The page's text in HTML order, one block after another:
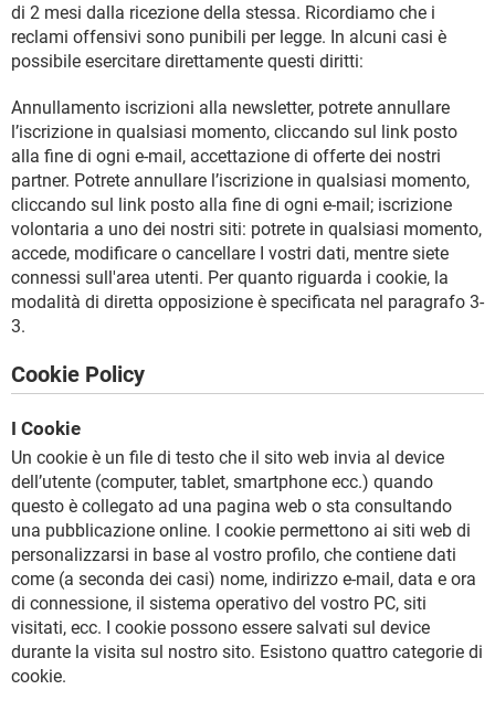
di 2 mesi dalla ricezione della stessa. Ricordiamo che i
reclami offensivi sono punibili per legge. In alcuni casi è
possibile esercitare direttamente questi diritti:
Annullamento iscrizioni alla newsletter, potrete annullare
l’iscrizione in qualsiasi momento, cliccando sul link posto
alla fine di ogni e-mail, accettazione di offerte dei nostri
partner. Potrete annullare l’iscrizione in qualsiasi momento,
cliccando sul link posto alla fine di ogni e-mail; iscrizione
volontaria a uno dei nostri siti: potrete in qualsiasi momento,
accede, modificare o cancellare I vostri dati, mentre siete
connessi sull'area utenti. Per quanto riguarda i cookie, la
modalità di diretta opposizione è specificata nel paragrafo 3-
3.
Cookie Policy
I Cookie
Un cookie è un file di testo che il sito web invia al device
dell’utente (computer, tablet, smartphone ecc.) quando
questo è collegato ad una pagina web o sta consultando
una pubblicazione online. I cookie permettono ai siti web di
personalizzarsi in base al vostro profilo, che contiene dati
come (a seconda dei casi) nome, indirizzo e-mail, data e ora
di connessione, il sistema operativo del vostro PC, siti
visitati, ecc. I cookie possono essere salvati sul device
durante la visita sul nostro sito. Esistono quattro categorie di
cookie.